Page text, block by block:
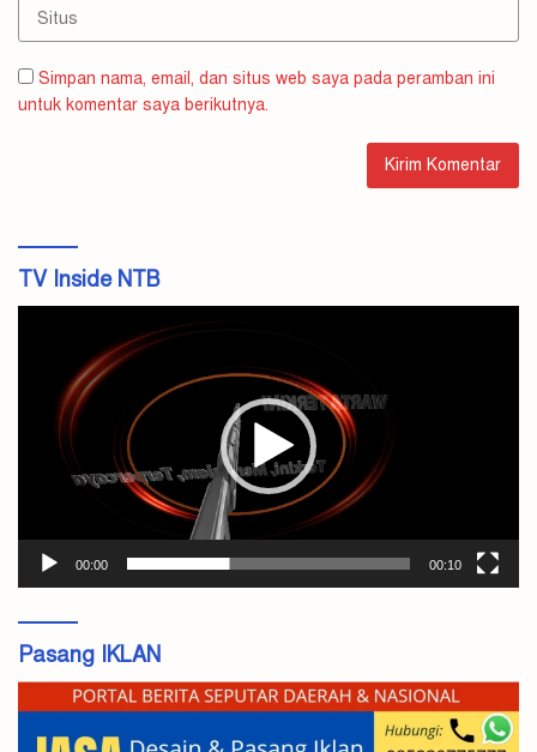
Simpan nama, email, dan situs web saya pada peramban ini
untuk komentar saya berikutnya.
TV Inside NTB
00:00 00:10
Pasang IKLAN